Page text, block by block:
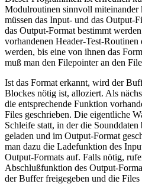
Modulroutinen sinnvoll miteinander
müssen das Input- und das Output-
das Output-Format bestimmt
vorhandenen Header-Test-
werden, bis eine von ihnen das
muß man den Filepointer an den
Ist das Format erkannt, wird der
Blockes nötig ist, alloziert. Als
die entsprechende Funktion
Files geschrieben. Die eigentliche
Schleife statt, in der die
geladen und im Output-Format
man dazu die Ladefunktion des
Output-Formats auf. Falls nötig,
Abschlußfunktion des Output-
der Buffer freigegeben und die Files